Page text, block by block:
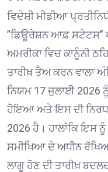
ਵਿਦੇਸ਼ੀ ਮੀਡੀਆ
”ਡਿਊਰੇਸ਼ਨ ਆਫ਼ ਸਟੇਟਸ”
ਅਮਰੀਕਾ ਵਿਚ ਕਾਨੂੰਨੀ
ਤਾਰੀਖ਼ ਤੈਅ ਕਰਨ ਵਾਲਾ
ਨਿਯਮ 17 ਜੁਲਾਈ 2026
ਹੋਇਆ ਅਤੇ ਇਸ ਦੀ
2026 ਹੈ। ਹਾਲਾਂਕਿ ਇਸ
ਸਮੀਖਿਆ ਦੇ ਅਧੀਨ
ਲਾਗੂ ਹੋਣ ਦੀ ਤਾਰੀਖ਼